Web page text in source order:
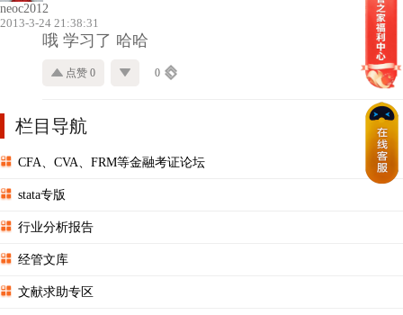
neoc2012
2013-3-24 21:38:31
哦 学习了 哈哈
点赞 0 0
栏目导航
CFA、CVA、FRM等金融考证论坛
stata专版
行业分析报告
经管文库
文献求助专区